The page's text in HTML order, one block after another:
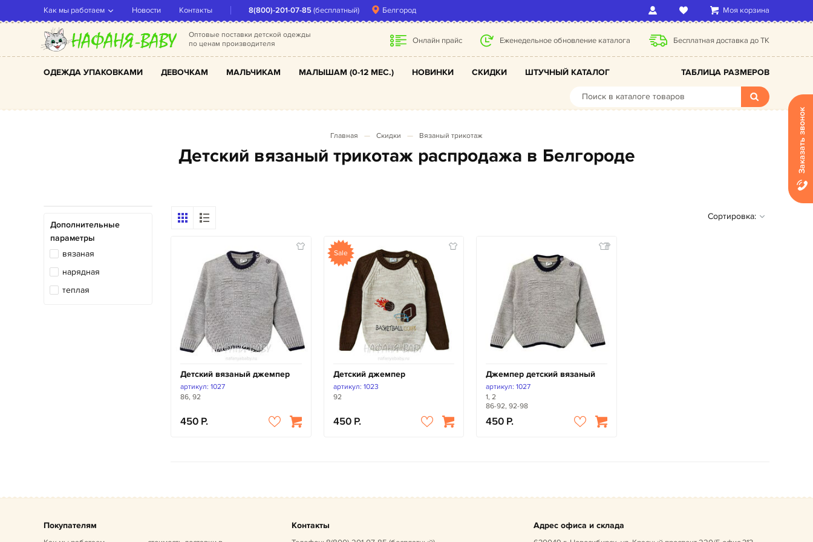
Моя корзина
Оптовые поставки детской одежды
по ценам производителя
Онлайн прайс Еженедельное обновление каталога Бесплатная доставка до ТК
ОДЕЖДА УПАКОВКАМИ ДЕВОЧКАМ МАЛЬЧИКАМ МАЛЫШАМ (0-12 МЕС.) НОВИНКИ СКИДКИ ШТУЧНЫЙ КАТАЛОГ ТАБЛИЦА РАЗМЕРОВ
Белгород
8(800)-201-07-85(бесплатный)
Как мы работаем Новости Контакты
Главная Скидки Вязаный трикотаж
Детский вязаный трикотаж распродажа в Белгороде
Дополнительные
параметры
вязаная
нарядная
теплая
Сортировка:
Детский вязаный джемпер
артикул: 1027
86, 92
450
Sale
Детский джемпер
артикул: 1023
92
450
Джемпер детский вязаный
артикул: 1027
1, 2
86-92, 92-98
450
Покупателям Контакты Адрес офиса и склада
Заказать звонок